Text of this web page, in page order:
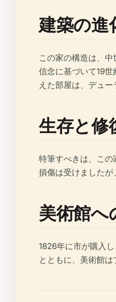
建築の進
この家の構造は、
信念に基づいて19
えた部屋は、デュ
生存と修
特筆すべきは、こ
損傷は受けました
美術館へ
1826年に市が購入
とともに、美術館